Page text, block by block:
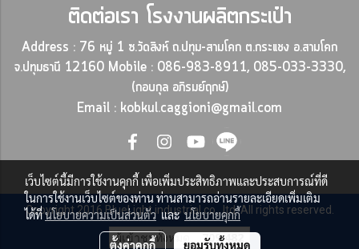
ติดต่อเรา โรงงานผลิตกระเป๋า
Address : 76 หมู่ 1 ซ.วัดสิงห์ ถ.ปทุม-สามโคก ต.กระแชง อ.สามโคก
จ.ปทุมธานี 12160 Mobile : 086-983-8911, 085-033-3330,
(กอบกุล อภิรมย์ฤกษ์)
Email : kobkul.caggioni@gmail.com
Copyright 2016 BlueLight industrial co., ltd. All rights reserved.
ผู้เข้าชมทั้งหมด 709,482
เว็บไซต์นี้มีการใช้งานคุกกี้ เพื่อเพิ่มประสิทธิภาพและประสบการณ์ที่ดี
ในการใช้งานเว็บไซต์ของท่าน ท่านสามารถอ่านรายละเอียดเพิ่มเติม
ได้ที่นโยบายความเป็นส่วนตัวและนโยบายคุกกี้
ตั้งค่าคุกกี้ ยอมรับทั้งหมด